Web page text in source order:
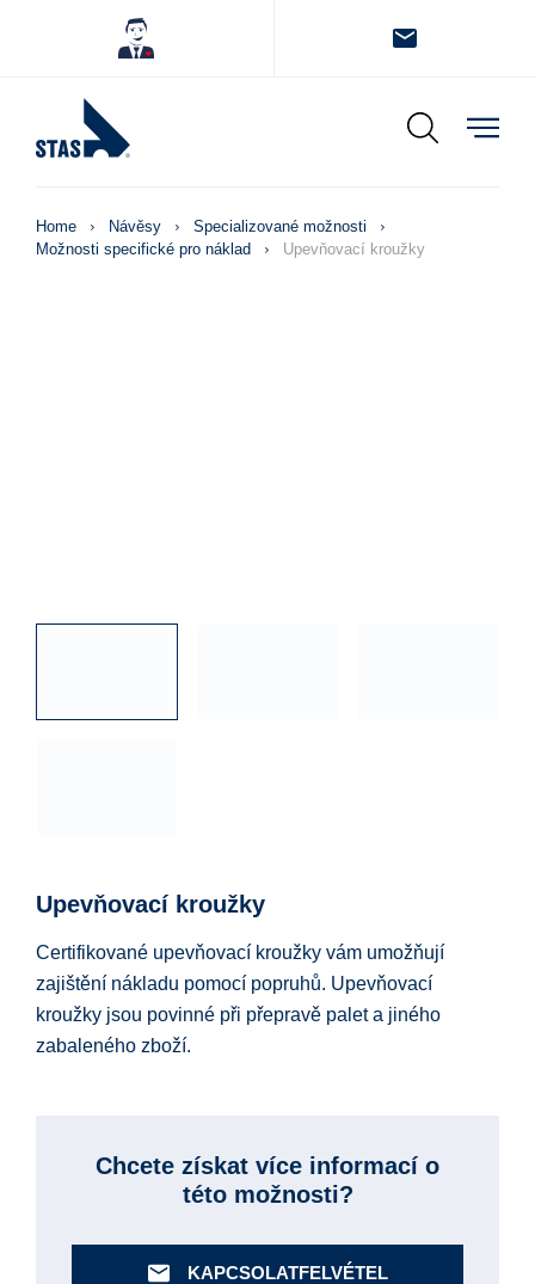
Home Návěsy
Specializované možnosti
Možnosti specifické pro náklad
Upevňovací kroužky
Upevňovací kroužky
Certifikované upevňovací kroužky vám umožňují
zajištění nákladu pomocí popruhů. Upevňovací
kroužky jsou povinné při přepravě palet a jiného
zabaleného zboží.
Chcete získat více informací o
této možnosti?
KAPCSOLATFELVÉTEL